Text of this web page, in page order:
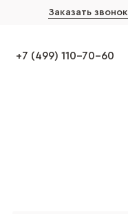
Заказать звонок
+7 (499) 110-70-60